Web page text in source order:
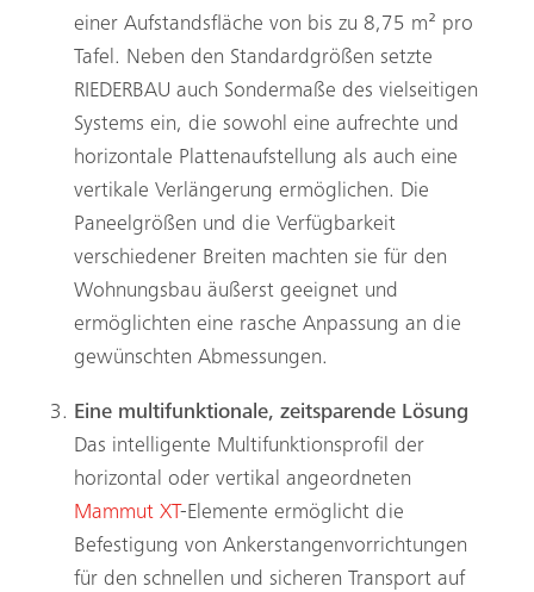
einer Aufstandsfläche von bis zu 8,75 m² pro
Tafel. Neben den Standardgrößen setzte
RIEDERBAU auch Sondermaße des vielseitigen
Systems ein, die sowohl eine aufrechte und
horizontale Plattenaufstellung als auch eine
vertikale Verlängerung ermöglichen. Die
Paneelgrößen und die Verfügbarkeit
verschiedener Breiten machten sie für den
Wohnungsbau äußerst geeignet und
ermöglichten eine rasche Anpassung an die
gewünschten Abmessungen.
Eine multifunktionale, zeitsparende Lösung
Das intelligente Multifunktionsprofil der
horizontal oder vertikal angeordneten
Mammut XT-Elemente ermöglicht die
Befestigung von Ankerstangenvorrichtungen
für den schnellen und sicheren Transport auf